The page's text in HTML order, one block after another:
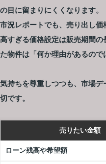
目に留まりにくくなります。
況レポートでも、売り出し
すぎる価格設定は販売期間の
物件は「何か理由があるの
持ちを尊重しつつも、市場
です。
売りたい金額
ローン残高や希望額